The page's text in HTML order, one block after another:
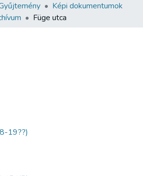
Képi dokumentumok
Füge utca
19??)